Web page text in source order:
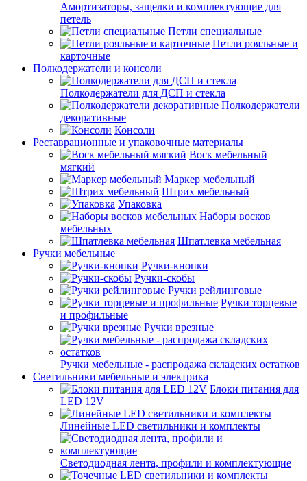
Амортизаторы, защелки и комплектующие для
петель
Петли специальные
Петли рояльные и
карточные
Полкодержатели и консоли
Полкодержатели для ДСП и стекла
Полкодержатели
декоративные
Консоли
Реставрационные и упаковочные материалы
Воск мебельный
мягкий
Маркер мебельный
Штрих мебельный
Упаковка
Наборы восков
мебельных
Шпатлевка мебельная
Ручки мебельные
Ручки-кнопки
Ручки-скобы
Ручки рейлинговые
Ручки торцевые
и профильные
Ручки врезные
Ручки мебельные - распродажа складских остатков
Светильники мебельные и электрика
Блоки питания для
LED 12V
Линейные LED светильники и комплекты
Светодиодная лента, профили и комплектующие